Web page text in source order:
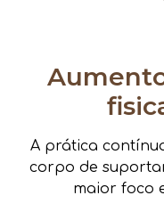
A prática
corpo de
maior foco